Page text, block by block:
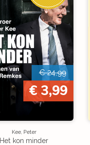
€ 24,99
€ 3,99
Kee, Peter
Het kon minder